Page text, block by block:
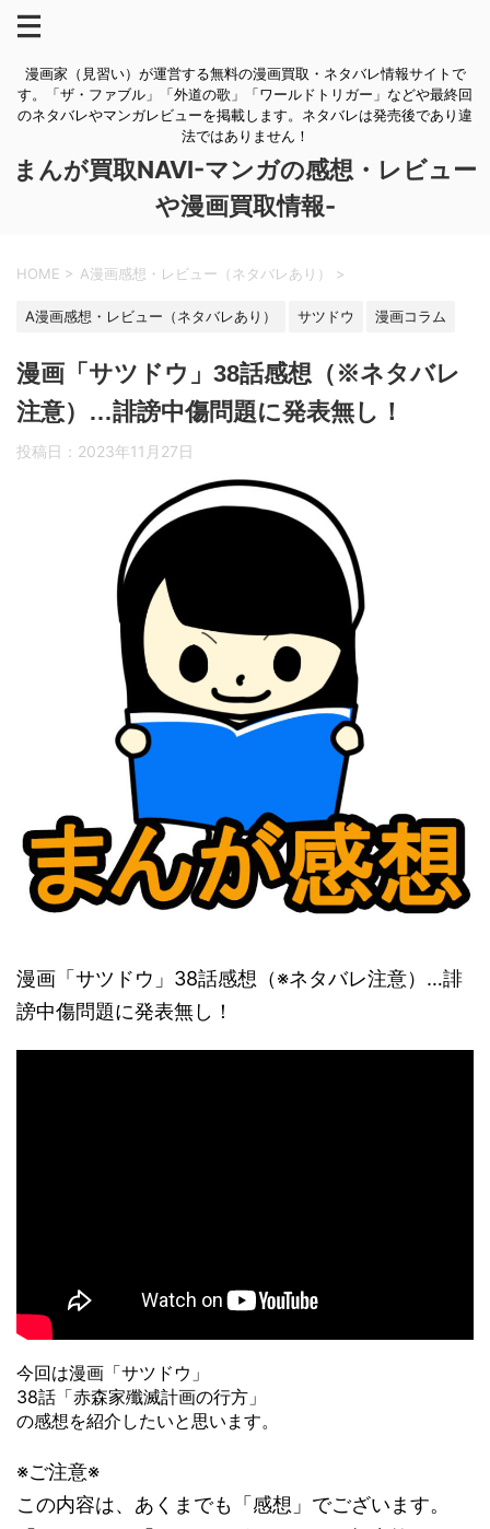
漫画家（見習い）が運営する無料の漫画買取・ネタバレ情報サイトで
す。「ザ・ファブル」「外道の歌」「ワールドトリガー」などや最終回
のネタバレやマンガレビューを掲載します。ネタバレは発売後であり違
法ではありません！
まんが買取NAVI-マンガの感想・レビュー
や漫画買取情報-
HOME > A漫画感想・レビュー（ネタバレあり） >
A漫画感想・レビュー（ネタバレあり） サツドウ 漫画コラム
漫画「サツドウ」38話感想（※ネタバレ
注意）…誹謗中傷問題に発表無し！
投稿日： 2023年11月27日
漫画「サツドウ」38話感想（※ネタバレ注意）…誹
謗中傷問題に発表無し！
今回は漫画「サツドウ」
38話「赤森家殲滅計画の行方」
の感想を紹介したいと思います。
※ご注意※
この内容は、あくまでも「感想」でございます。